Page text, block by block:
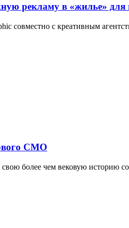
рекламу в «жилье» для
совместно с креативным
CMO
более чем вековую историю